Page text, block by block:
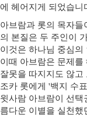
에 헤어지게 되었습니
아브람과 롯의 목자
의 본질은 두 주인이
이것은 하나님 중심
이때 아브람은 문제
잘못을 따지지도 않
조카 롯에게 '백지 수
윗사람 아브람이 선
름다운 이별을 실천했